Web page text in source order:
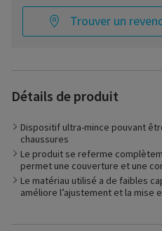
Trouver un
Détails de produit
Dispositif ultra-mince pouvant
chaussures
Le produit se referme
permet une couverture et une
Le matériau utilisé a de faibles
améliore l’ajustement et la mise
La Compreboot légère est un
inélastique. Elle est faite d’un